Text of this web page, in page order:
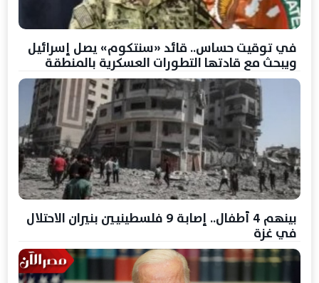
في توقيت حساس.. قائد «سنتكوم» يصل إسرائيل
ويبحث مع قادتها التطورات العسكرية بالمنطقة
بينهم 4 أطفال.. إصابة 9 فلسطينيين بنيران الاحتلال
في غزة